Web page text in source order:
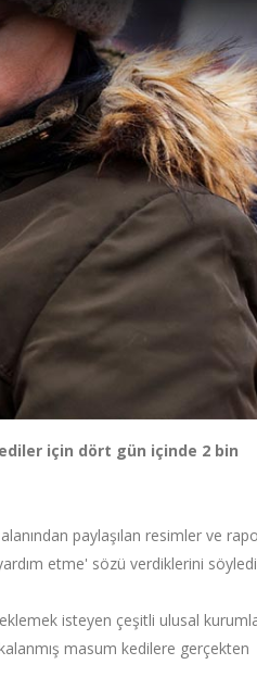
için dört gün içinde 2 bin
paylaşılan resimler ve
etme' sözü verdiklerini
isteyen çeşitli ulusal
masum kedilere gerçekten